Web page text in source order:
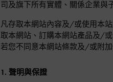
司及旗下所有實體、關係企業與
凡存取本網站內容及/或使用本
取本網站、訂購本網站產品及/或
若您不同意本網站條款及/或附
1. 聲明與保證